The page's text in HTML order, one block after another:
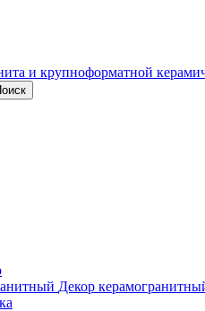
и крупноформатной
Декор